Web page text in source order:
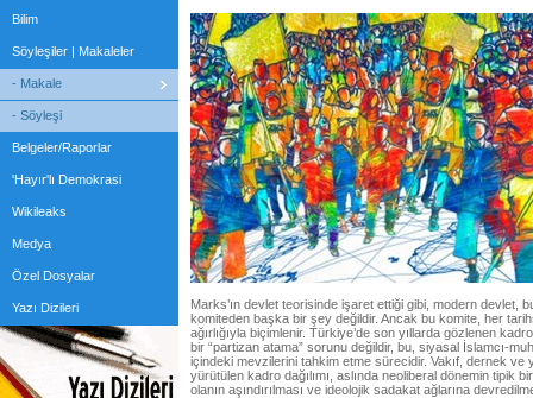
Bilim
Söyleşiler | Makaleler
- Makale
- Söyleşi
Belgeler/Raporlar
'Hayır'lı Demokrasi
Wikileaks
Medya
Özel Dosyalar
Yazı Dizileri
Marks’ın devlet teorisinde işaret ettiği gibi, modern devlet,
komiteden başka bir şey değildir. Ancak bu komite, her
ağırlığıyla biçimlenir. Türkiye’de son yıllarda gözlenen
bir “partizan atama” sorunu değildir, bu, siyasal İslamcı-
içindeki mevzilerini tahkim etme sürecidir. Vakıf, dernek ve
yürütülen kadro dağılımı, aslında neoliberal dönemin tipik
olanın aşındırılması ve ideolojik sadakat ağlarına